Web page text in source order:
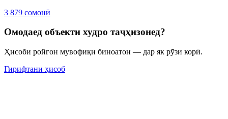
3 879 сомонӣ
Омодаед объекти худро таҷҳизонед?
Ҳисоби ройгон мувофиқи биноатон — дар як рӯзи корӣ.
Гирифтани ҳисоб